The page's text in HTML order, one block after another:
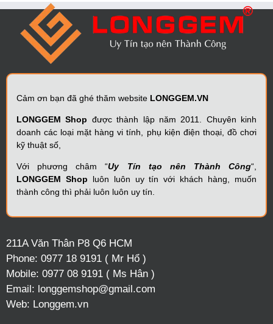
Cảm ơn bạn đã ghé thăm website LONGGEM.VN
LONGGEM Shop được thành lập năm 2011. Chuyên kinh
doanh các loại mặt hàng vi tính, phụ kiện điện thoại, đồ chơi
kỹ thuật số,
Với phương châm “Uy Tín tạo nên Thành Công“,
LONGGEM Shop luôn luôn uy tín với khách hàng, muốn
thành công thì phải luôn luôn uy tín.
211A Văn Thân P8 Q6 HCM
Phone: 0977 18 9191 ( Mr Hổ )
Mobile: 0977 08 9191 ( Ms Hân )
Email: longgemshop@gmail.com
Web: Longgem.vn